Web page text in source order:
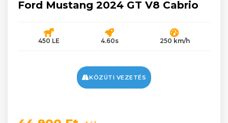
Ford Mustang 2024 GT V8 Cabrio
450 LE 4.60s 250 km/h
KÖZÚTI VEZETÉS